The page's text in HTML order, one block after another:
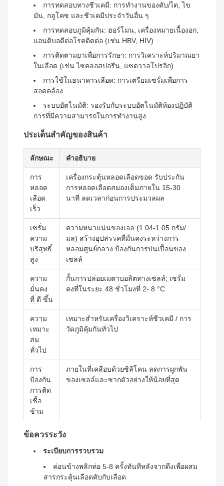
การทดสอบทางชีวเคมี: การทํางานของตับ/ไต, ไข
มัน, กลูโคซ และชีวเคมีประจําวันอื่น ๆ
การทดสอบภูมิคุ้มกัน: ฮอร์โมน, เครื่องหมายเนื้องอก,
แอนติบอดีต่อโรคติดต่อ (เช่น HBV, HIV)
การติดตามยาเพื่อการรักษา: การวิเคราะห์ปริมาณยา
ในเลือด (เช่น ไซคลอสปอรีน, แซดวาลโปรอิก)
การใช้ในธนาคารเลือด: การเตรียมเซรั่มเพื่อการ
สอดคล้อง
ระบบอัตโนมัติ: รองรับกับระบบอัตโนมัติห้องปฏิบัติ
การที่มีความสามารถในการทํางานสูง
ประเด็นสําคัญของสินค้า
ลักษณะ คําอธิบาย
การ
หลอด
เลือด
เร็ว
เครื่องกระตุ้นหลอดเลือดขอด รับประกัน
การหลอดเลือดสมองเต็มภายใน 15-30
นาที ลดเวลาก่อนการประมวลผล
เซรั่ม
ความ
บริสุทธิ์
สูง
ความหนาแน่นของเจล (1.04-1.05 กรัม/
มล) สร้างอุปสรรคที่มั่นคงระหว่างการ
หลอมศูนย์กลาง ป้องกันการปนเปื้อนของ
เซลล์
ความ
มั่นคง
ที่ ดี ขึ้น
กั้นการปล่อยเมตาบอลิตทางเซลล์; เซรั่ม
คงที่ในระยะ 48 ชั่วโมงที่ 2- 8 °C
ความ
เหมาะ
สม
ทั่วไป
เหมาะสําหรับเครื่องวิเคราะห์ชีวเคมี / การ
วัดภูมิคุ้มกันทั่วไป
การ
ป้องกัน
การติด
เชื้อ
ข้าม
ภายในที่เคลือบด้วยซิลิโคน ลดการผูกพัน
ของเซลล์และซากตัวอย่างให้น้อยที่สุด
ข้อควรระวัง
ระเบียบการรวบรวม
ค่อนข้างพลิกท่อ 5-8 ครั้งทันทีหลังจากดึงเพื่อผสม
สารกระตุ้นเลือดตับกับเลือด